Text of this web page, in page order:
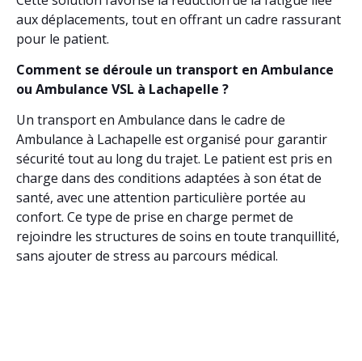
aux déplacements, tout en offrant un cadre rassurant
pour le patient.
Comment se déroule un transport en Ambulance
ou Ambulance VSL à Lachapelle ?
Un transport en Ambulance dans le cadre de
Ambulance à Lachapelle est organisé pour garantir
sécurité tout au long du trajet. Le patient est pris en
charge dans des conditions adaptées à son état de
santé, avec une attention particulière portée au
confort. Ce type de prise en charge permet de
rejoindre les structures de soins en toute tranquillité,
sans ajouter de stress au parcours médical.